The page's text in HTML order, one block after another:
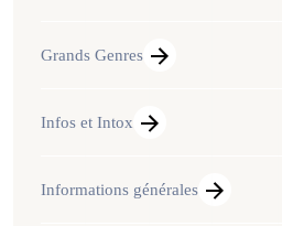
Grands Genres
Infos et Intox
Informations générales